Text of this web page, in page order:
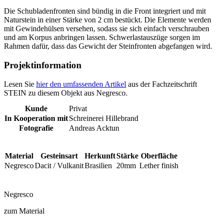
Die Schubladenfronten sind bündig in die Front integriert und mit
Naturstein in einer Stärke von 2 cm bestückt. Die Elemente werden
mit Gewindehülsen versehen, sodass sie sich einfach verschrauben
und am Korpus anbringen lassen. Schwerlastauszüge sorgen im
Rahmen dafür, dass das Gewicht der Steinfronten abgefangen wird.
Projektinformation
Lesen Sie hier den umfassenden Artikel aus der Fachzeitschrift
STEIN zu diesem Objekt aus Negresco.
Kunde
Privat
In Kooperation mitSchreinerei Hillebrand
Fotografie
Andreas Acktun
Material Gesteinsart HerkunftStärke Oberfläche
NegrescoDacit / VulkanitBrasilien 20mm Lether finish
Negresco
zum Material